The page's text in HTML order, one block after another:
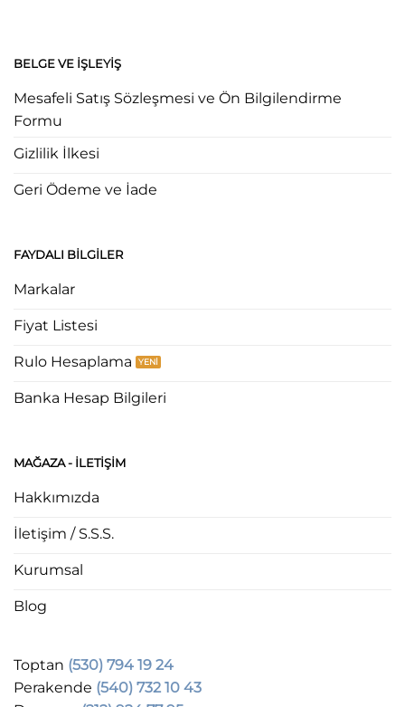
BELGE VE İŞLEYIŞ
Mesafeli Satış Sözleşmesi ve Ön Bilgilendirme
Formu
Gizlilik İlkesi
Geri Ödeme ve İade
FAYDALI BILGILER
Markalar
Fiyat Listesi
Rulo Hesaplama
Banka Hesap Bilgileri
MAĞAZA - ILETIŞIM
Hakkımızda
İletişim / S.S.S.
Kurumsal
Blog
Toptan (530) 794 19 24
Perakende (540) 732 10 43